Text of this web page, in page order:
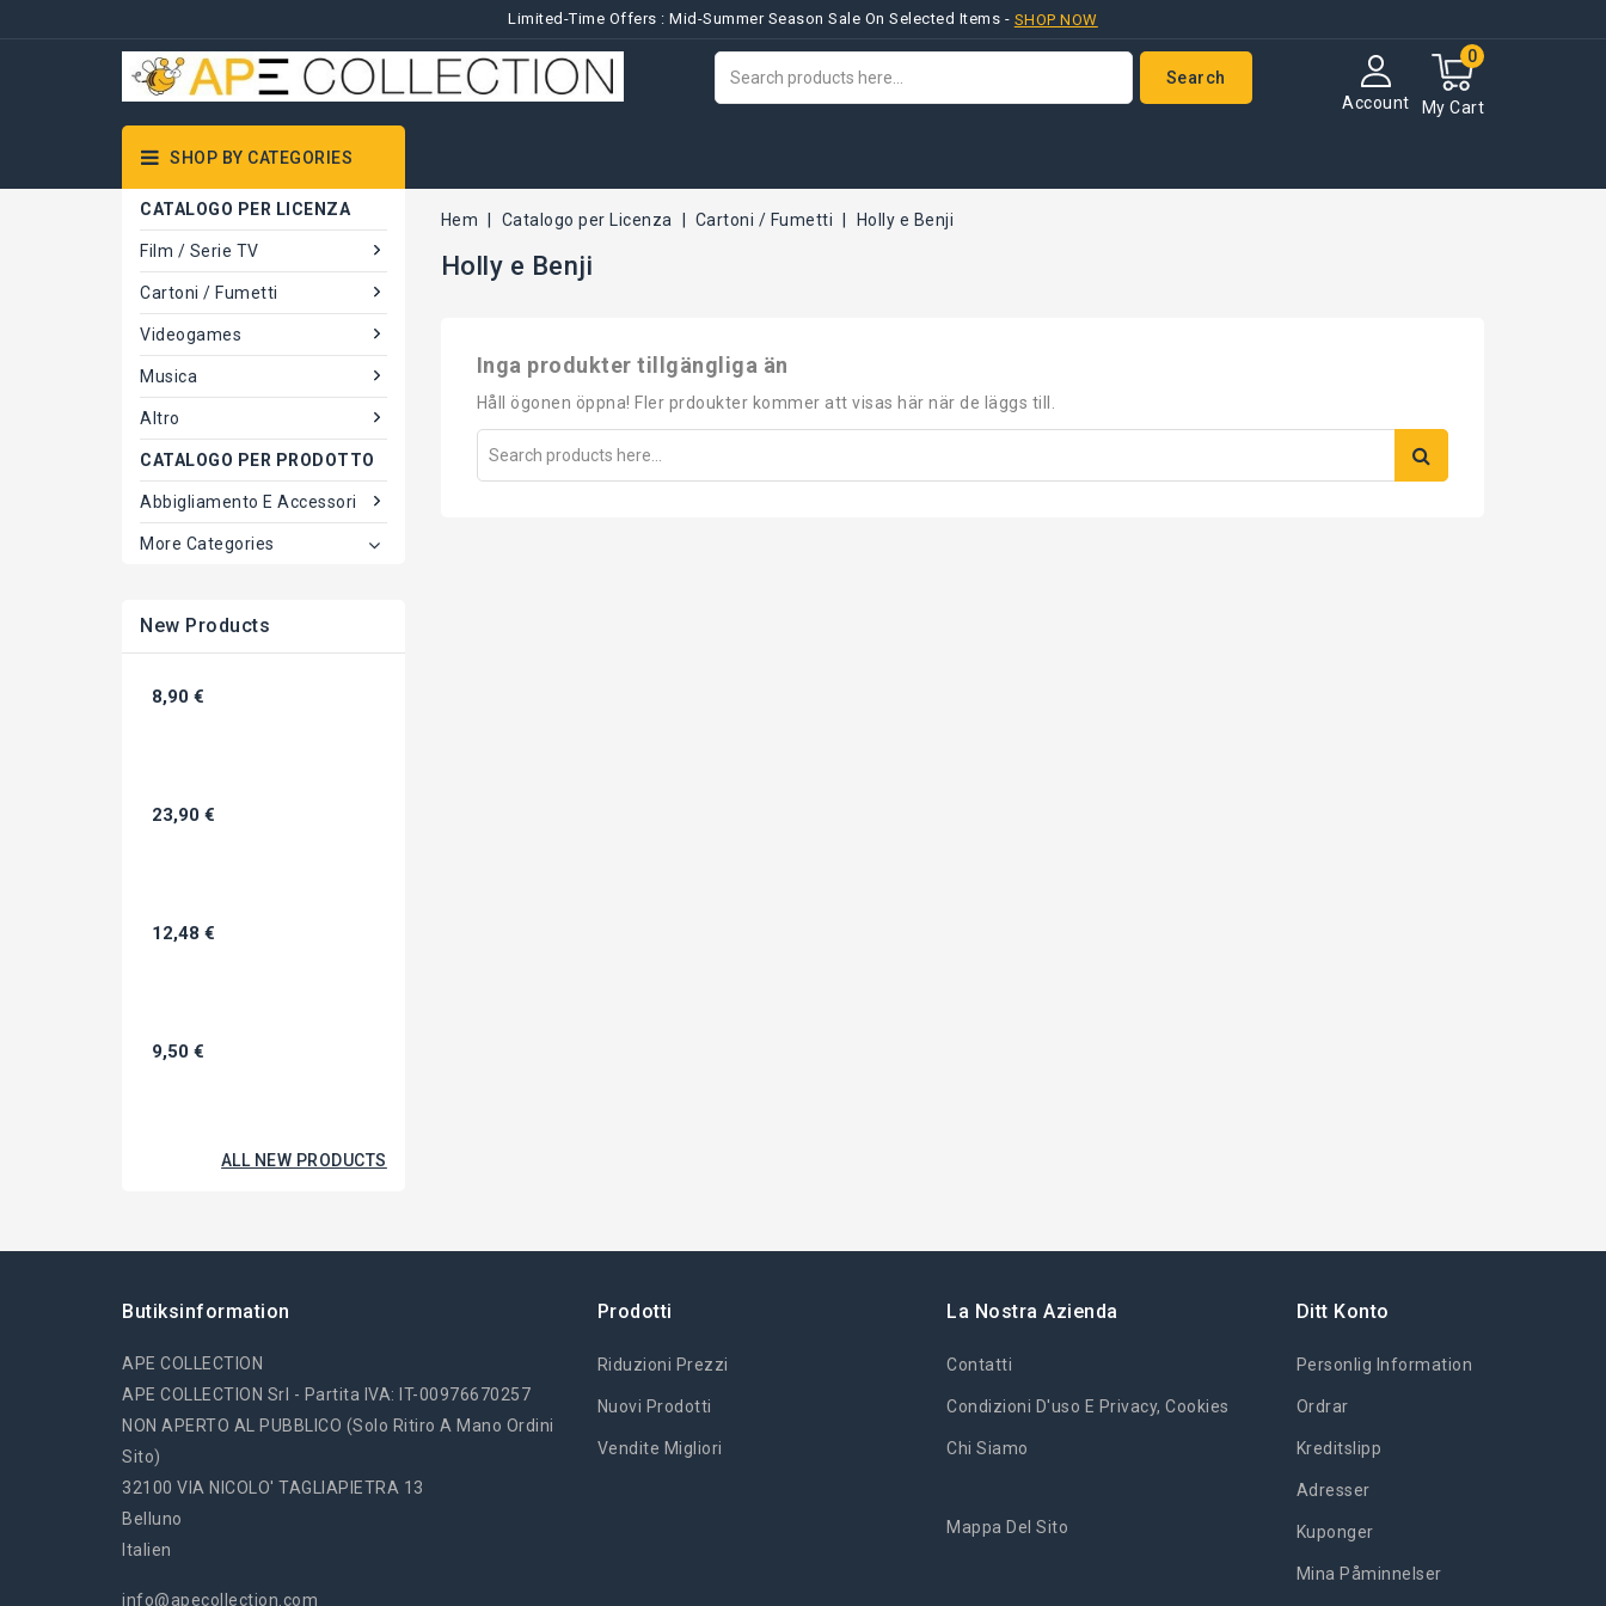
Limited-Time Offers : Mid-Summer Season Sale On Selected Items - SHOP NOW
My Cart
0
Account
Search
SHOP BY CATEGORIES
CATALOGO PER LICENZA
Film / Serie TV
Cartoni / Fumetti
Videogames
Musica
Altro
CATALOGO PER PRODOTTO
Abbigliamento E Accessori
More Categories
New Products
8,90 €
23,90 €
12,48 €
9,50 €
ALL NEW PRODUCTS
Hem Catalogo per Licenza Cartoni / Fumetti Holly e Benji
Holly e Benji
Inga produkter tillgängliga än
Håll ögonen öppna! Fler prdoukter kommer att visas här när de läggs till.
Butiksinformation
APE COLLECTION
APE COLLECTION Srl - Partita IVA: IT-00976670257
NON APERTO AL PUBBLICO (solo Ritiro A Mano Ordini
Sito)
32100 VIA NICOLO' TAGLIAPIETRA 13
Belluno
Italien
info@apecollection.com
Prodotti
Riduzioni Prezzi
Nuovi Prodotti
Vendite Migliori
La Nostra Azienda
Contatti
Condizioni D'uso E Privacy, Cookies
Chi Siamo
Mappa Del Sito
Ditt Konto
Personlig Information
Ordrar
Kreditslipp
Adresser
Kuponger
Mina Påminnelser